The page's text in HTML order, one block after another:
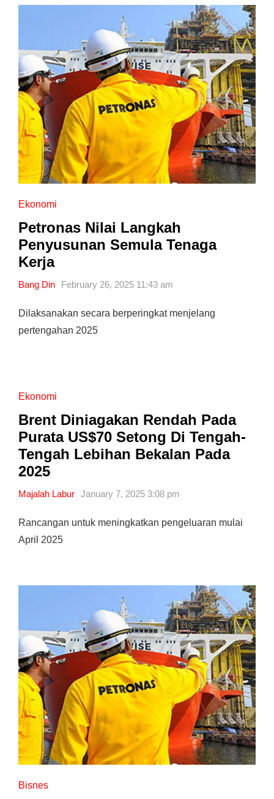
Ekonomi
Petronas Nilai Langkah
Penyusunan Semula Tenaga
Kerja
Bang Din February 26, 2025 11:43 am
Dilaksanakan secara berperingkat menjelang
pertengahan 2025
Ekonomi
Brent Diniagakan Rendah Pada
Purata US$70 Setong Di Tengah-
Tengah Lebihan Bekalan Pada
2025
Majalah Labur January 7, 2025 3:08 pm
Rancangan untuk meningkatkan pengeluaran mulai
April 2025
Bisnes